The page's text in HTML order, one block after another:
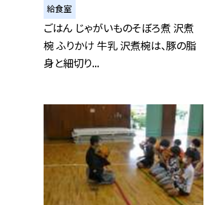
給食室
ごはん じゃがいものそぼろ煮 沢煮
椀 ふりかけ 牛乳 沢煮椀は、豚の脂
身と細切り...